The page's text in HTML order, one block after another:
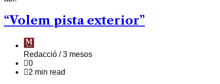
“Volem pista exterior”
Redacció /3 mesos
0
2 min read